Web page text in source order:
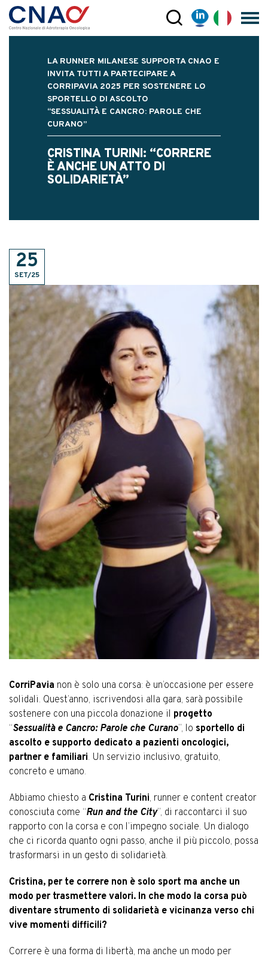
LA RUNNER MILANESE SUPPORTA CNAO E
INVITA TUTTI A PARTECIPARE A
CORRIPAVIA 2025 PER SOSTENERE LO
SPORTELLO DI ASCOLTO
“SESSUALITÀ E CANCRO: PAROLE CHE
CURANO”
CRISTINA TURINI: “CORRERE
È ANCHE UN ATTO DI
SOLIDARIETÀ”
25
SET/25
CorriPavia non è solo una corsa: è un’occasione per essere
solidali. Quest’anno, iscrivendosi alla gara, sarà possibile
sostenere con una piccola donazione il progetto
“Sessualità e Cancro: Parole che Curano”, lo sportello di
ascolto e supporto dedicato a pazienti oncologici,
partner e familiari. Un servizio inclusivo, gratuito,
concreto e umano.
Abbiamo chiesto a Cristina Turini, runner e content creator
conosciuta come “Run and the City”, di raccontarci il suo
rapporto con la corsa e con l’impegno sociale. Un dialogo
che ci ricorda quanto ogni passo, anche il più piccolo, possa
trasformarsi in un gesto di solidarietà.
Cristina, per te correre non è solo sport ma anche un
modo per trasmettere valori. In che modo la corsa può
diventare strumento di solidarietà e vicinanza verso chi
vive momenti difficili?
Correre è una forma di libertà, ma anche un modo per